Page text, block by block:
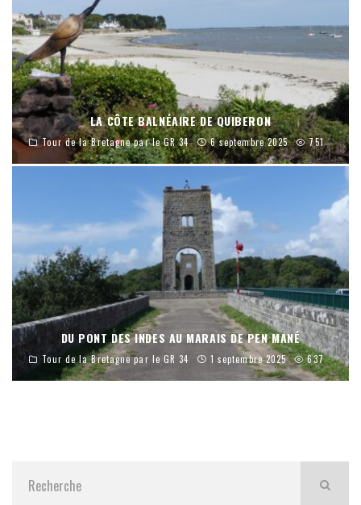
LA CÔTE BALNÉAIRE DE QUIBERON
Tour de la Bretagne par le GR 34 6 septembre 2025 751
DU PONT DES INDES AU MARAIS DE PEN MANÉ
Tour de la Bretagne par le GR 34 1 septembre 2025 637